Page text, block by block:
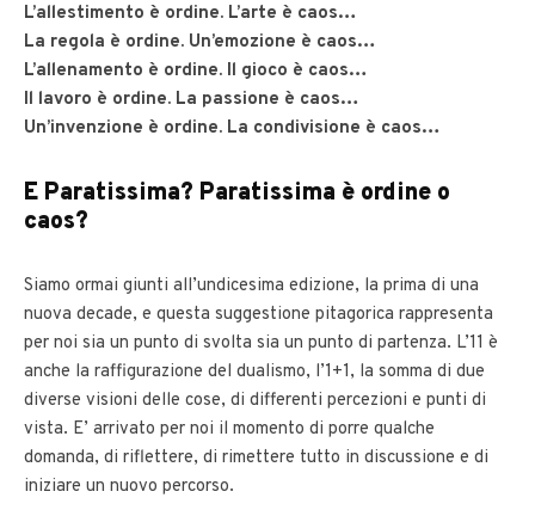
L’allestimento è ordine. L’arte è caos…
La regola è ordine. Un’emozione è caos…
L’allenamento è ordine. Il gioco è caos…
Il lavoro è ordine. La passione è caos…
Un’invenzione è ordine. La condivisione è caos…
E Paratissima? Paratissima è ordine o
caos?
Siamo ormai giunti all’undicesima edizione, la prima di una
nuova decade, e questa suggestione pitagorica rappresenta
per noi sia un punto di svolta sia un punto di partenza. L’11 è
anche la raffigurazione del dualismo, l’1+1, la somma di due
diverse visioni delle cose, di differenti percezioni e punti di
vista. E’ arrivato per noi il momento di porre qualche
domanda, di riflettere, di rimettere tutto in discussione e di
iniziare un nuovo percorso.